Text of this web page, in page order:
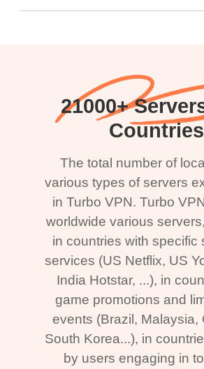
21000+
Countries
The total number of
various types of servers
in Turbo VPN. Turbo
worldwide various
in countries with specific
services (US Netflix, US
India Hotstar, ...), in
game promotions and
events (Brazil, Malaysia,
South Korea...), in
by users engaging in